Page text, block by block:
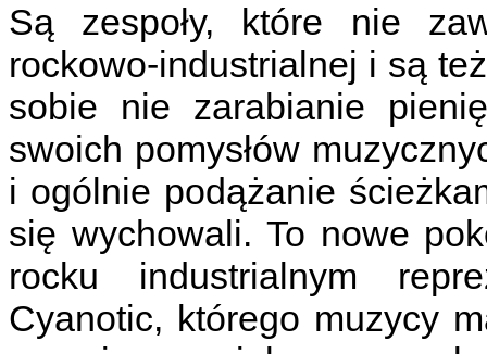
Są zespoły, które nie
rockowo-industrialnej i są
sobie nie zarabianie
swoich pomysłów
i ogólnie podążanie
się wychowali. To nowe
rocku industrialnym
Cyanotic, którego muzycy